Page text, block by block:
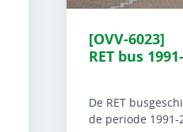
[OVV-6023]
RET bus
De RET
de periode 1991-